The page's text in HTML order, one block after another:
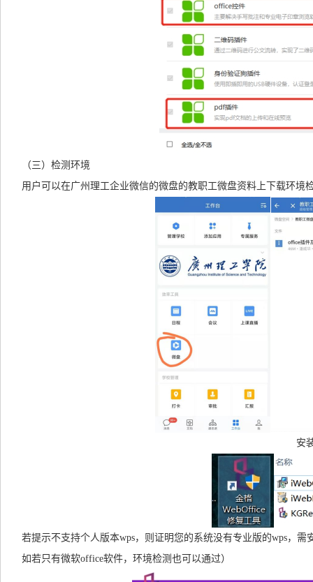
（三）检测环境
用户可以在广州理工企业微信的微盘的教职工微盘资料上下载环境
安
若提示不支持个人版本wps，则证明您的系统没有专业版的wps，
如若只有微软office软件，环境检测也可以通过）